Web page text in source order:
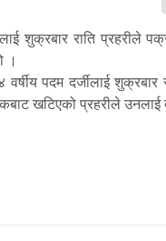
शुक्रबार राति प्रहरीले
।
वर्षीय पदम दर्जीलाई
खटिएको प्रहरीले